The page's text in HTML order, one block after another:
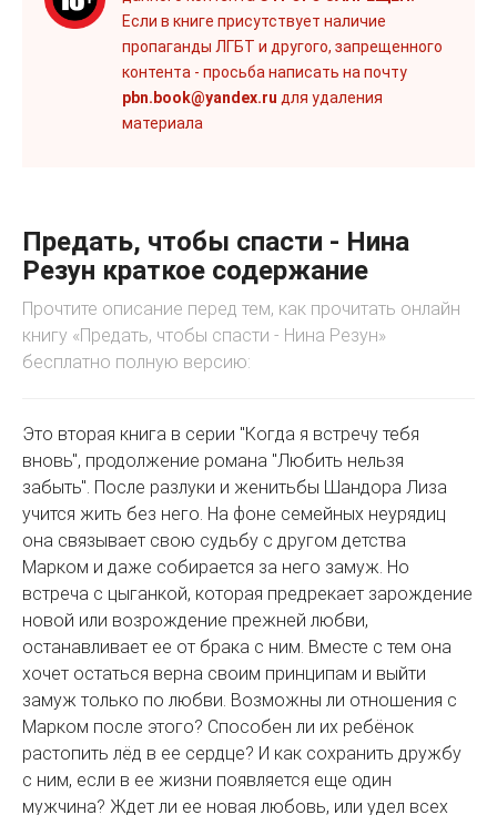
Если в книге присутствует наличие
пропаганды ЛГБТ и другого, запрещенного
контента - просьба написать на почту
pbn.book@yandex.ru для удаления
материала
Предать, чтобы спасти - Нина
Резун краткое содержание
Прочтите описание перед тем, как прочитать онлайн
книгу «Предать, чтобы спасти - Нина Резун»
бесплатно полную версию:
Это вторая книга в серии "Когда я встречу тебя
вновь", продолжение романа "Любить нельзя
забыть". После разлуки и женитьбы Шандора Лиза
учится жить без него. На фоне семейных неурядиц
она связывает свою судьбу с другом детства
Марком и даже собирается за него замуж. Но
встреча с цыганкой, которая предрекает зарождение
новой или возрождение прежней любви,
останавливает ее от брака с ним. Вместе с тем она
хочет остаться верна своим принципам и выйти
замуж только по любви. Возможны ли отношения с
Марком после этого? Способен ли их ребёнок
растопить лёд в ее сердце? И как сохранить дружбу
с ним, если в ее жизни появляется еще один
мужчина? Ждет ли ее новая любовь, или удел всех